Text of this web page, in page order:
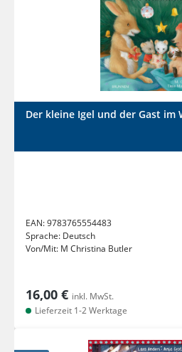
Der kleine Igel und der Gast im
EAN:9783765554483
Sprache: Deutsch
Von/Mit: M Christina Butler
16,00 € inkl. MwSt.
Lieferzeit 1-2 Werktage